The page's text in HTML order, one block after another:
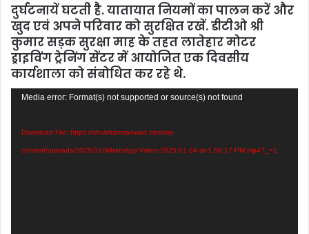
दुर्घटनायें घटती है. यातायात नियमों का पालन करें और
खुद एवं अपने परिवार को सुरक्षित रखें. डीटीओ श्री
कुमार सड़क सुरक्षा माह के तहत लातेहार मोटर
ड्राइविंग ट्रेनिंग सेंटर में आयोजित एक दिवसीय
कार्यशाला को संबोधित कर रहे थे.
Video
Media error: Format(s) not supported or source(s) not found
Download File: https://shubhamsanwad.com/wp-
content/uploads/2025/01/WhatsApp-Video-2025-01-24-at-1.58.17-PM.mp4?_=1